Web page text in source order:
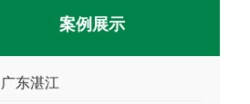
案例展示
广东湛江